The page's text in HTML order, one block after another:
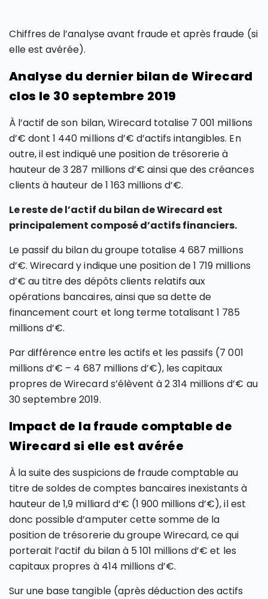
Chiffres de l’analyse avant fraude et après fraude (si
elle est avérée).
Analyse du dernier bilan de Wirecard
clos le 30 septembre 2019
À l’actif de son bilan, Wirecard totalise 7 001 millions
d’€ dont 1 440 millions d’€ d’actifs intangibles. En
outre, il est indiqué une position de trésorerie à
hauteur de 3 287 millions d’€ ainsi que des créances
clients à hauteur de 1 163 millions d’€.
Le reste de l’actif du bilan de Wirecard est
principalement composé d’actifs financiers.
Le passif du bilan du groupe totalise 4 687 millions
d’€. Wirecard y indique une position de 1 719 millions
d’€ au titre des dépôts clients relatifs aux
opérations bancaires, ainsi que sa dette de
financement court et long terme totalisant 1 785
millions d’€.
Par différence entre les actifs et les passifs (7 001
millions d’€ – 4 687 millions d’€), les capitaux
propres de Wirecard s’élèvent à 2 314 millions d’€ au
30 septembre 2019.
Impact de la fraude comptable de
Wirecard si elle est avérée
À la suite des suspicions de fraude comptable au
titre de soldes de comptes bancaires inexistants à
hauteur de 1,9 milliard d’€ (1 900 millions d’€), il est
donc possible d’amputer cette somme de la
position de trésorerie du groupe Wirecard, ce qui
porterait l’actif du bilan à 5 101 millions d’€ et les
capitaux propres à 414 millions d’€.
Sur une base tangible (après déduction des actifs